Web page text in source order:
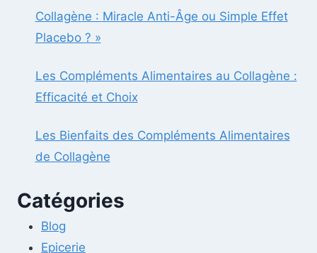
Collagène : Miracle Anti-Âge ou Simple Effet
Placebo ? »
Les Compléments Alimentaires au Collagène :
Efficacité et Choix
Les Bienfaits des Compléments Alimentaires
de Collagène
Catégories
Blog
Epicerie